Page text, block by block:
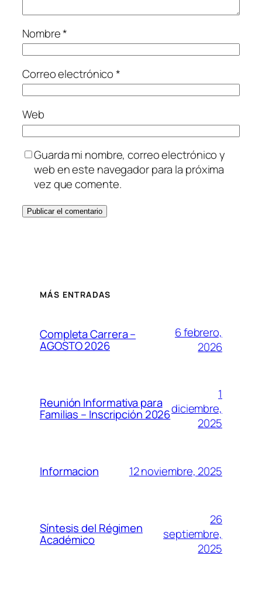
Nombre*
Correo electrónico*
Web
Guarda mi nombre, correo electrónico y
web en este navegador para la próxima
vez que comente.
MÁS ENTRADAS
Completa Carrera –
AGOSTO 2026
6 febrero,
2026
Reunión Informativa para
Familias – Inscripción 2026
1
diciembre,
2025
Informacion 12 noviembre, 2025
Síntesis del Régimen
Académico
26
septiembre,
2025